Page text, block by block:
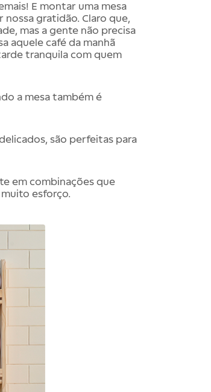
E montar uma mesa
nossa gratidão. Claro que,
mas a gente não precisa
aquele café da manhã
tranquila com quem
a mesa também é
são perfeitas para
em combinações que
esforço.